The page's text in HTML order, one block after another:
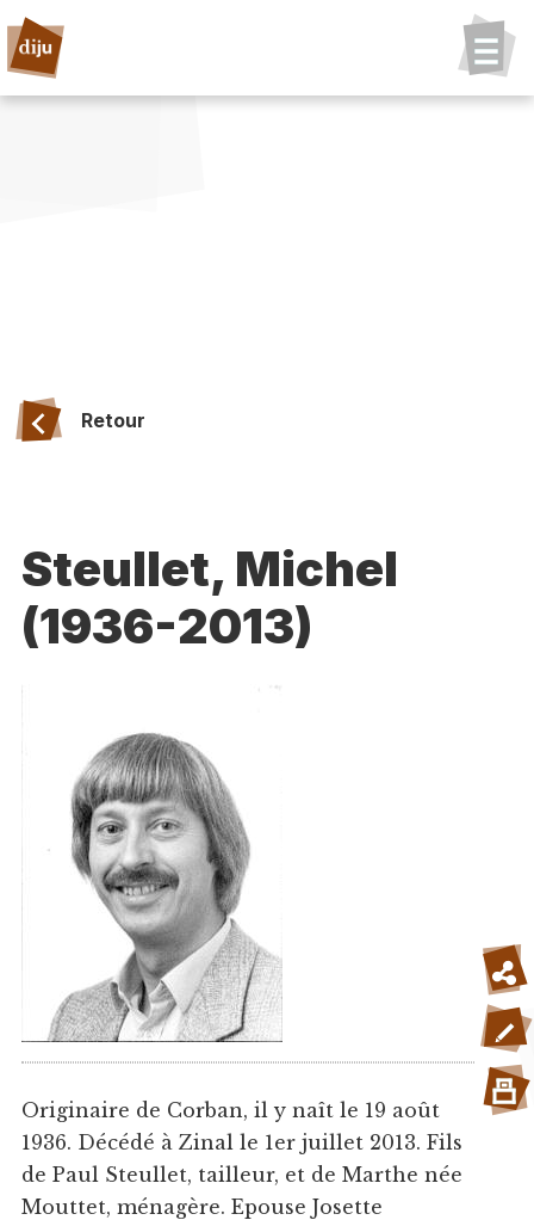
Retour
Steullet, Michel
(1936-2013)
Originaire de Corban, il y naît le 19 août
1936. Décédé à Zinal le 1er juillet 2013. Fils
de Paul Steullet, tailleur, et de Marthe née
Mouttet, ménagère. Epouse Josette